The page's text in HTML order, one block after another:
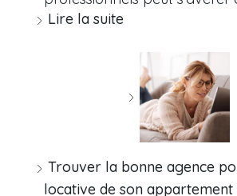
Lire la suite
Trouver la bonne agence
locative de son appartement